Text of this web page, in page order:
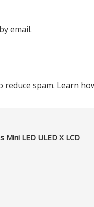
email.
reduce spam. Learn
Mini LED ULED X LCD